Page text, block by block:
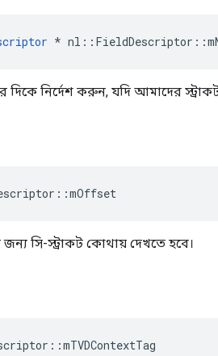
* nl :: FieldDescriptor ::
দিকে নির্দেশ করুন, যদি আমাদের
সি-স্ট্রাকট কোথায় দেখতে হবে।